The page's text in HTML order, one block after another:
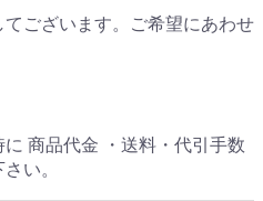
ございます。ご希望にあわせ
商品代金 ・送料・代引手数
い。